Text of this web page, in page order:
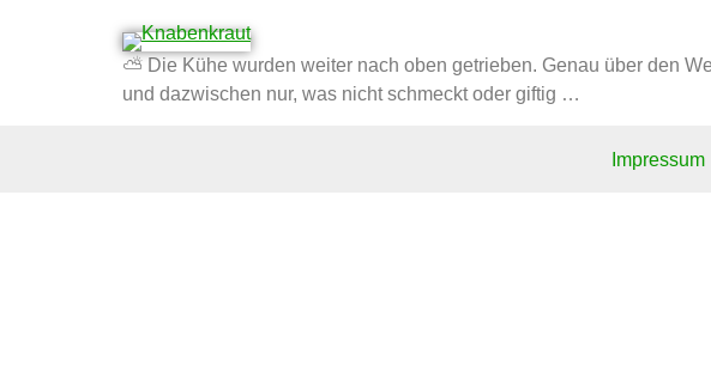
⛅ Die Kühe wurden weiter nach oben getrieben. Genau über den
und dazwischen nur, was nicht schmeckt oder giftig …
Impressum